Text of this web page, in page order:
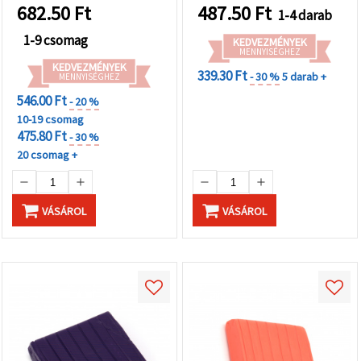
682.50 Ft
1-9 csomag
KEDVEZMÉNYEK
MENNYISÉGHEZ
546.00 Ft- 20 %
10-19 csomag
475.80 Ft- 30 %
20 csomag +
VÁSÁROL
487.50 Ft 1-4 darab
KEDVEZMÉNYEK
MENNYISÉGHEZ
339.30 Ft- 30 %5 darab +
VÁSÁROL